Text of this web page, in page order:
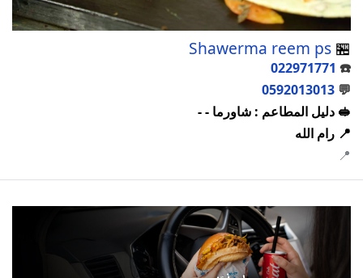
🏪
Shawerma reem ps
☎️
022971771
💬
0592013013
🥪 دليل المطاعم : شاورما - -
📍 رام الله
📍